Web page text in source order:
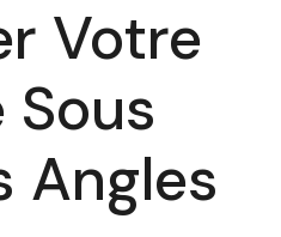
Votre
Angles